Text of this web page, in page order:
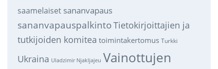
saamelaiset sananvapaus
sananvapauspalkintoTietokirjoittajien ja
tutkijoiden komitea toimintakertomus Turkki
Ukraina Uladzimir Njakljajeu Vainottujen